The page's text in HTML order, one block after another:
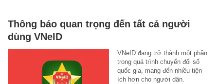
Thông báo quan trọng đến tất cả người
dùng VNeID
VNeID đang trở thành một phần
trong quá trình chuyển đổi số
quốc gia, mang đến nhiều tiện
ích hơn cho người dân.